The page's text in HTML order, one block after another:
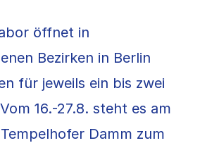
öffnet in
Bezirken in Berlin
für jeweils ein bis zwei
16.-27.8. steht es am
Damm zum